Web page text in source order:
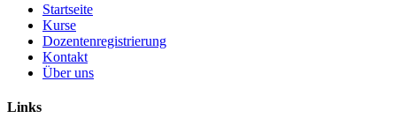
Startseite
Kurse
Dozentenregistrierung
Kontakt
Über uns
Links